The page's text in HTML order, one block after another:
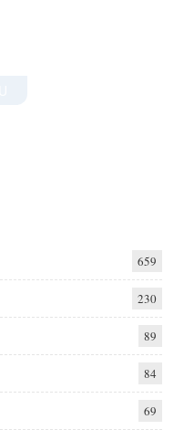
659
230
89
84
69